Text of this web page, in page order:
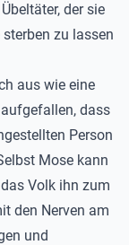
der sie
zu lassen
aus wie eine
dass
Person
Mose kann
Volk ihn zum
den Nerven am
und